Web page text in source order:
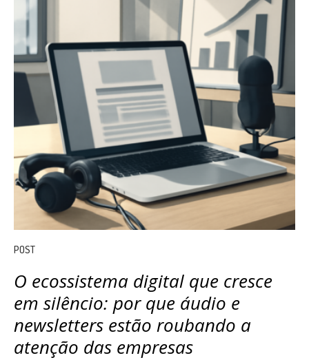
POST
O ecossistema digital que cresce
em silêncio: por que áudio e
newsletters estão roubando a
atenção das empresas